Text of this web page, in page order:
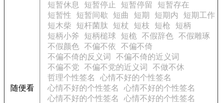
随便看
短暂休息
短暂停止 短暂停留
短暂存在
短暂性
短暂间歇 短曲 短期 短期内
短期工作
短木柴
短杆菌肽 短杖 短枝 短枪
短柄
短柄小斧
短柄槌球 短桅 不假辞色 不假雕琢
不假颜色 不偏不依
不偏不倚
不偏不倚的反义词
不偏不倚的近义词
不偏不党
不偏不党的近义词
不做不休
哲理个性签名
心情不好的个性签名
心情不好的个性签名
心情不好的个性签名
心情不好的个性签名
心情不好的个性签名